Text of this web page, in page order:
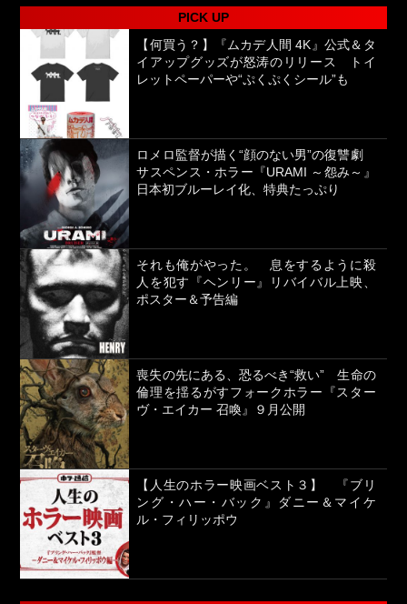
PICK UP
【何買う？】『ムカデ人間 4K』公式＆タ
イアップグッズが怒涛のリリース トイ
レットペーパーや“ぷくぷくシール”も
ロメロ監督が描く“顔のない男”の復讐劇
サスペンス・ホラー『URAMI ～怨み～』
日本初ブルーレイ化、特典たっぷり
それも俺がやった。 息をするように殺
人を犯す『ヘンリー』リバイバル上映、
ポスター＆予告編
喪失の先にある、恐るべき“救い” 生命の
倫理を揺るがすフォークホラー『スター
ヴ・エイカー 召喚』９月公開
【人生のホラー映画ベスト３】 『ブリ
ング・ハー・バック』ダニー＆マイケ
ル・フィリッポウ